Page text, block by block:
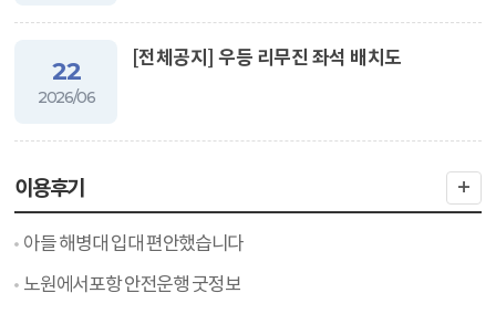
22
2026/06
[전체공지] 우등 리무진 좌석 배치도
이용후기
아들 해병대 입대 편안했습니다
노원에서포항 안전운행 굿정보